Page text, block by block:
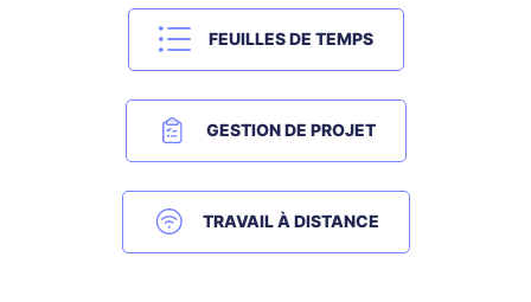
FEUILLES DE TEMPS
GESTION DE PROJET
TRAVAIL À DISTANCE